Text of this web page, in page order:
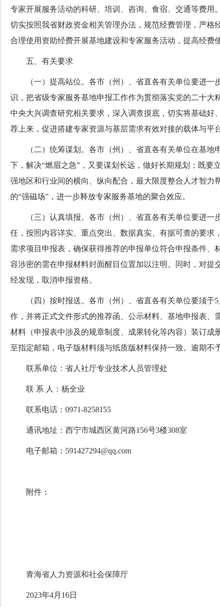
专家开展服务活动的科研、培训、咨询、食宿、交通等费用
切实按照我省财政资金相关管理办法，规范经费管理，严格
合理使用资助经费开展基地建设和专家服务活动，提高经费
五、有关要求
（一）提高站位。各市（州）、省直各有关单位要进一
识，把省级专家服务基地申报工作作为贯彻落实党的二十大
中央大兴调查研究相关要求，深入调查摸底，切实将基础好
荐上来，促进搭建专家资源与基层需求有效对接的载体与平
（二）统筹谋划。各市（州）、省直各有关单位在基地
下，解决“燃眉之急”，又要谋划长远，做好长期规划；既要
强地区和行业间的横向、纵向配合，最大限度整合人才智力
的“强磁场”，进一步释放专家服务基地的聚合效应。
（三）认真填报。各市（州）、省直各有关单位要进一
任，按照内容详实、重点突出、数据真实、有据可查的要求
需求项目申报表，确保获得推荐的申报单位符合申报条件、
容涉密的需在申报材料封面醒目位置加以注明。同时，对提
经发现，取消申报资格。
（四）按时报送。各市（州）、省直各有关单位要须于5
作，并将正式文件形式的推荐函、公示材料、基地申报表、
材料（申报表中涉及的规章制度、成果转化等内容）装订成
至指定邮箱，电子版材料须与纸质版材料保持一致。逾期不
联系单位：省人社厅专业技术人员管理处
联 系 人：杨全业
联系电话：0971-8258155
通讯地址：西宁市城西区黄河路156号3楼308室
电子邮箱： 591427294@qq.com
附件：
青海省人力资源和社会保障厅
2023年4月16日